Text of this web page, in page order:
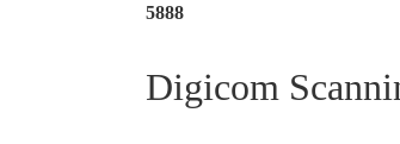
5888
Digicom